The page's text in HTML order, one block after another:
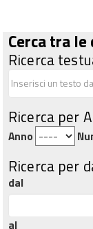
Cerca tra
Ricerca
Ricerca per
Anno
Ricerca per
dal
al